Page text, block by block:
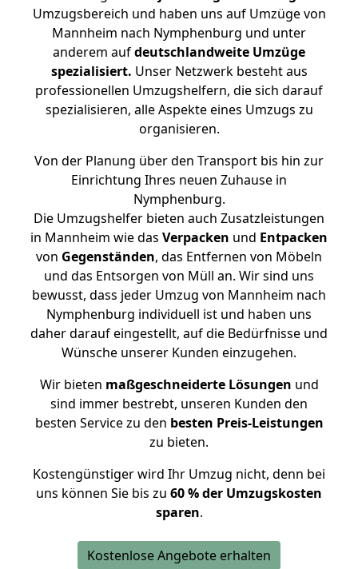
Umzugsbereich und haben uns auf Umzüge von
Mannheim nach Nymphenburg und unter
anderem aufdeutschlandweite Umzüge
spezialisiert. Unser Netzwerk besteht aus
professionellen Umzugshelfern, die sich darauf
spezialisieren, alle Aspekte eines Umzugs zu
organisieren.
Von der Planung über den Transport bis hin zur
Einrichtung Ihres neuen Zuhause in
Nymphenburg.
Die Umzugshelfer bieten auch Zusatzleistungen
in Mannheim wie das Verpacken und Entpacken
von Gegenständen, das Entfernen von Möbeln
und das Entsorgen von Müll an. Wir sind uns
bewusst, dass jeder Umzug von Mannheim nach
Nymphenburg individuell ist und haben uns
daher darauf eingestellt, auf die Bedürfnisse und
Wünsche unserer Kunden einzugehen.
Wir bieten maßgeschneiderte Lösungen und
sind immer bestrebt, unseren Kunden den
besten Service zu den besten Preis-Leistungen
zu bieten.
Kostengünstiger wird Ihr Umzug nicht, denn bei
uns können Sie bis zu 60 % der Umzugskosten
sparen.
Kostenlose Angebote erhalten